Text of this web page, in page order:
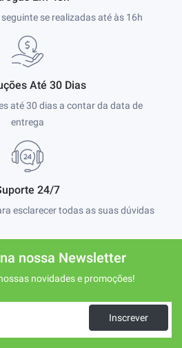
se realizadas até às 16h
Até 30 Dias
até 30 dias a contar da data de
entrega
24/7
esclarecer todas as suas dúvidas
nossa Newsletter
novidades e promoções!
Inscrever